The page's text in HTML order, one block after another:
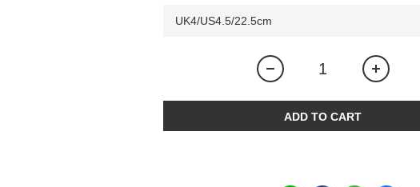
ADD TO CART